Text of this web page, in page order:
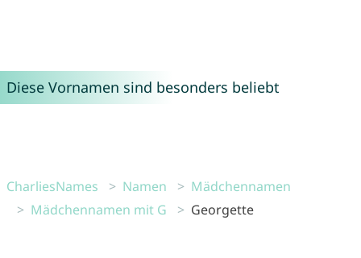
Diese Vornamen sind besonders beliebt
CharliesNames Namen
Mädchennamen
Mädchennamen mit G
Georgette